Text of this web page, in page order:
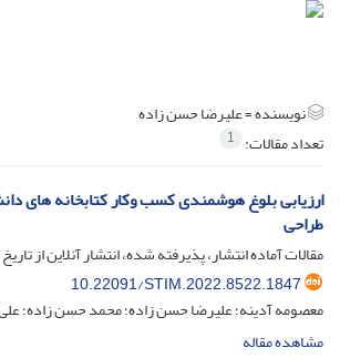
نویسنده =علیرضا حسن زاده
تعداد مقالات: 1
ارزیابی بلوغ هوشمندی کسب وکار کتابخانه های
طراحی
مقالات آماده انتشار، پذیرفته شده، انتشار آنلاین از تاریخ
10.22091/STIM.2022.8522.1847
معصومه آدینه؛ علیرضا حسن زاده؛ محمد حسن زاده؛
مشاهده مقاله